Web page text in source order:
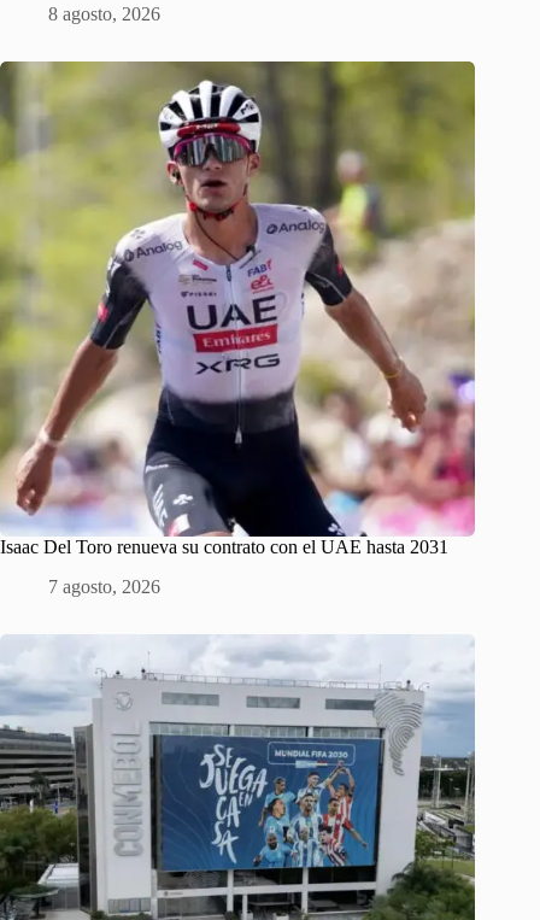
8 agosto, 2026
Isaac Del Toro renueva su contrato con el UAE hasta 2031
7 agosto, 2026